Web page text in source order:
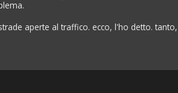
aperte al traffico. ecco, l'ho detto. tanto,